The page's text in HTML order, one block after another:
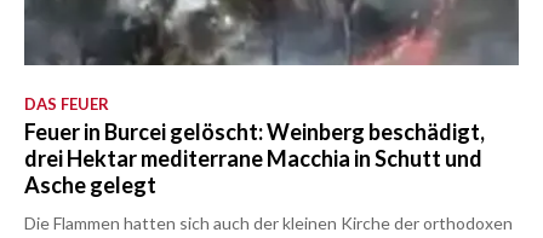
DAS FEUER
Feuer in Burcei gelöscht: Weinberg beschädigt,
drei Hektar mediterrane Macchia in Schutt und
Asche gelegt
Die Flammen hatten sich auch der kleinen Kirche der orthodoxen